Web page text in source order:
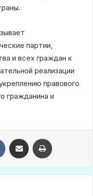
партии,
и всех граждан к
реализации
правового
гражданина и